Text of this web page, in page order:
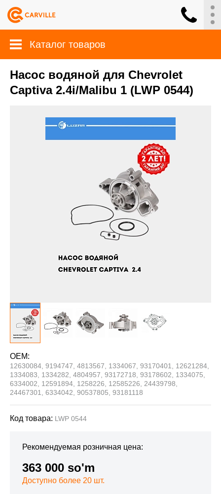
Каталог товаров
Насос водяной для Chevrolet
Captiva 2.4i/Malibu 1 (LWP 0544)
OEM:
12630084, 9194747, 4813567, 1334067, 93170401, 12621284,
1334083, 1334282, 4804957, 93172718, 93178602, 1334075,
6334002, 12591894, 1258226, 12585226, 24439798,
24467301, 6334042, 90537805, 93181118
Код товара: LWP 0544
Рекомендуемая розничная цена:
363 000 so'm
Доступно более 20 шт.